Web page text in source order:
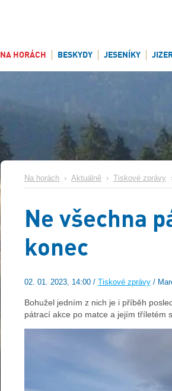
NA HORÁCH BESKYDY JESENÍKY
Na horách › Aktuálně › Tiskové zprávy
Ne všechna
konec
02. 01. 2023, 14:00 / Tiskové zprávy /
Bohužel jedním z nich je i příběh
pátrací akce po matce a jejím tříletém